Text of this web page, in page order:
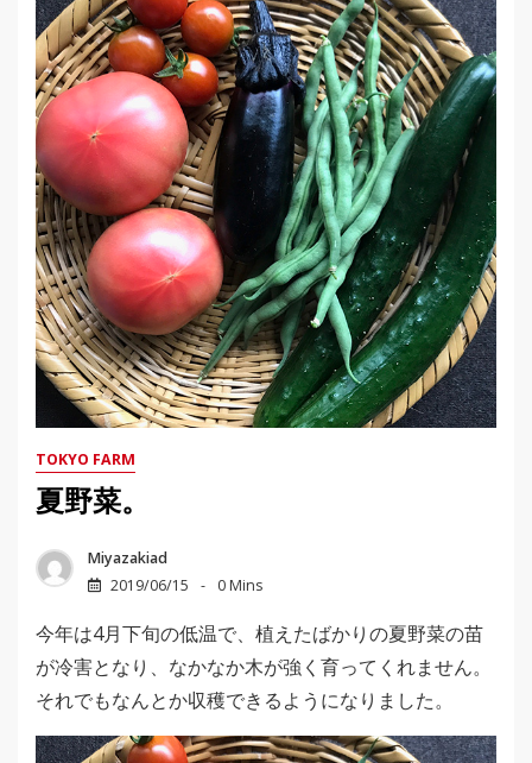
TOKYO FARM
夏野菜。
Miyazakiad
2019/06/15
0 Mins
今年は4月下旬の低温で、植えたばかりの夏野菜の苗
が冷害となり、なかなか木が強く育ってくれません。
それでもなんとか収穫できるようになりました。